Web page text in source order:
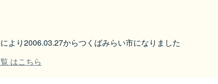
より2006.03.27からつくばみらい市になりました
はこちら